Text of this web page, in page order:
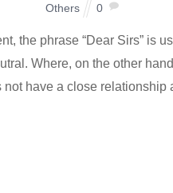
Others 0
the phrase “Dear Sirs” is
Where, on the other
not have a close relationship